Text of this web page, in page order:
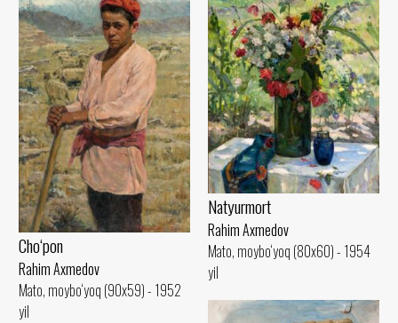
Natyurmort
Rahim Axmedov
Mato, moybo‘yoq (80x60) - 1954
yil
Cho‘pon
Rahim Axmedov
Mato, moybo‘yoq (90x59) - 1952
yil